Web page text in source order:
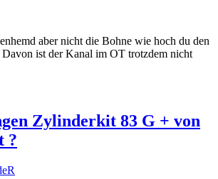
aber nicht die Bohne wie hoch du den
Davon ist der Kanal im OT trotzdem nicht
Zylinderkit 83 G + von
?